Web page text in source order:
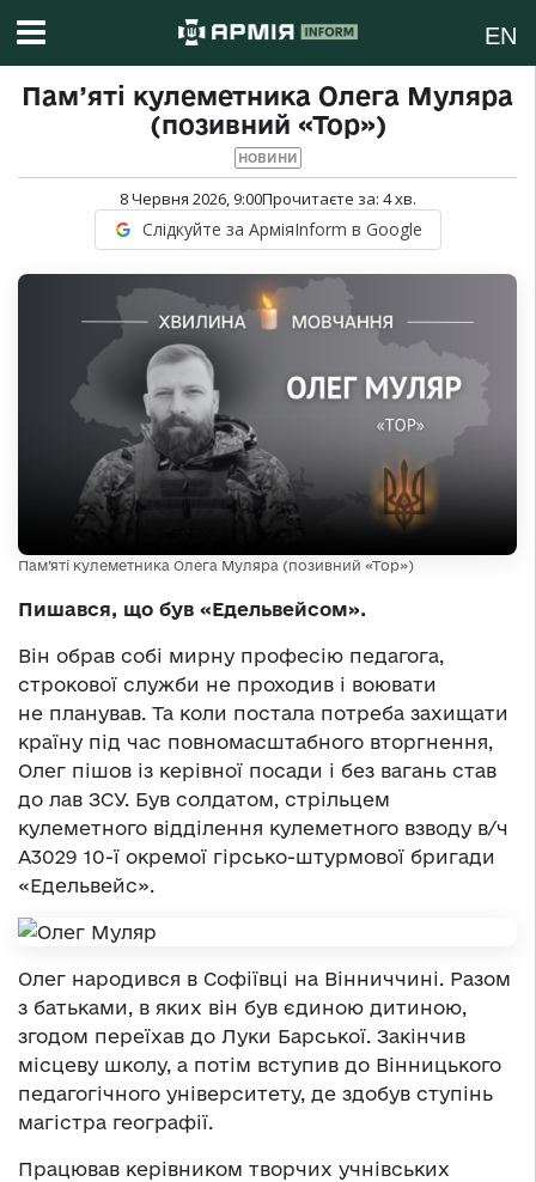
EN
Пам’яті кулеметника Олега Муляра
(позивний «Тор»)
НОВИНИ
8 Червня 2026, 9:00Прочитаєте за: 4хв.
Слідкуйте за АрміяInform в Google
Пам’яті кулеметника Олега Муляра (позивний «Тор»)
Пишався, що був «Едельвейсом».
Він обрав собі мирну професію педагога,
строкової служби не проходив і воювати
не планував. Та коли постала потреба захищати
країну під час повномасштабного вторгнення,
Олег пішов із керівної посади і без вагань став
до лав ЗСУ. Був солдатом, стрільцем
кулеметного відділення кулеметного взводу в/ч
А3029 10-ї окремої гірсько-штурмової бригади
«Едельвейс».
Олег народився в Софіївці на Вінниччині. Разом
з батьками, в яких він був єдиною дитиною,
згодом переїхав до Луки Барської. Закінчив
місцеву школу, а потім вступив до Вінницького
педагогічного університету, де здобув ступінь
магістра географії.
Працював керівником творчих учнівських